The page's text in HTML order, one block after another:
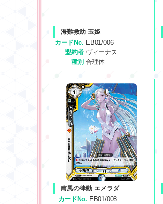
海難救助 玉姫
カードNo. EB01/006
盟約者 ヴィーナス
種別 合理体
南風の律動 エメラダ
カードNo. EB01/008